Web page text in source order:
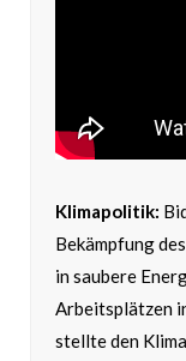
Klimapolitik:
Bekämpfung
in saubere
Arbeitsplätzen
stellte den